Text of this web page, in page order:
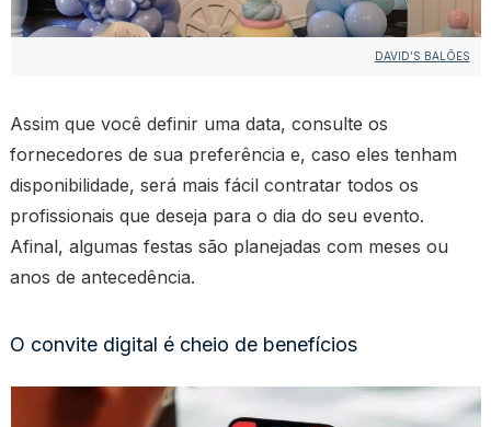
DAVID’S BALÕES
Assim que você definir uma data, consulte os
fornecedores de sua preferência e, caso eles tenham
disponibilidade, será mais fácil contratar todos os
profissionais que deseja para o dia do seu evento.
Afinal, algumas festas são planejadas com meses ou
anos de antecedência.
O convite digital é cheio de benefícios